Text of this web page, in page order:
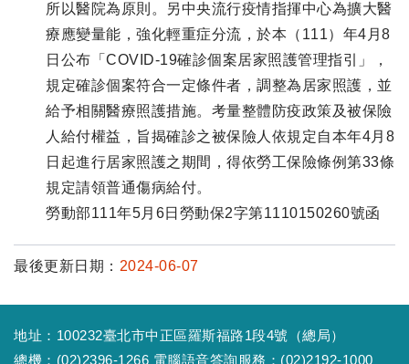
所以醫院為原則。另中央流行疫情指揮中心為擴大醫
療應變量能，強化輕重症分流，於本（111）年4月8
日公布「COVID-19確診個案居家照護管理指引」，
規定確診個案符合一定條件者，調整為居家照護，並
給予相關醫療照護措施。考量整體防疫政策及被保險
人給付權益，旨揭確診之被保險人依規定自本年4月8
日起進行居家照護之期間，得依勞工保險條例第33條
規定請領普通傷病給付。
勞動部111年5月6日勞動保2字第1110150260號函
最後更新日期： 2024-06-07
地址：100232臺北市中正區羅斯福路1段4號（總局）
總機：(02)2396-1266 電腦語音答詢服務：(02)2192-1000